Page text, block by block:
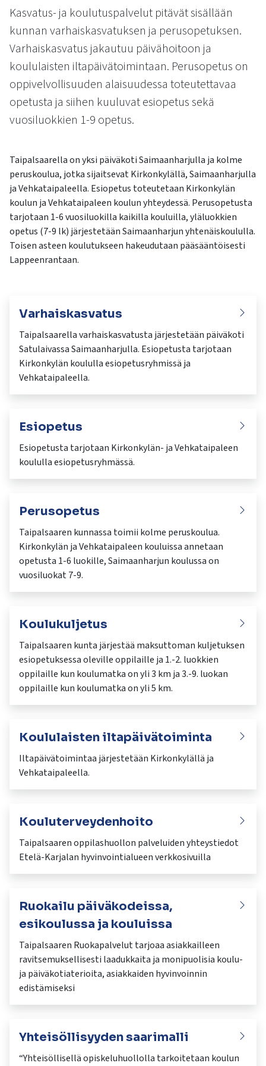
ja
pyyhkäisyliikkeitä.
Kasvatus- ja koulutuspalvelut pitävät sisällään
kunnan varhaiskasvatuksen ja perusopetuksen.
Varhaiskasvatus jakautuu päivähoitoon ja
koululaisten iltapäivätoimintaan. Perusopetus on
oppivelvollisuuden alaisuudessa toteutettavaa
opetusta ja siihen kuuluvat esiopetus sekä
vuosiluokkien 1-9 opetus.
Taipalsaarella on yksi päiväkoti Saimaanharjulla ja kolme
peruskoulua, jotka sijaitsevat Kirkonkylällä, Saimaanharjulla
ja Vehkataipaleella. Esiopetus toteutetaan Kirkonkylän
koulun ja Vehkataipaleen koulun yhteydessä. Perusopetusta
tarjotaan 1-6 vuosiluokilla kaikilla kouluilla, yläluokkien
opetus (7-9 lk) järjestetään Saimaanharjun yhtenäiskoululla.
Toisen asteen koulutukseen hakeudutaan pääsääntöisesti
Lappeenrantaan.
Varhaiskasvatus
Taipalsaarella varhaiskasvatusta järjestetään päiväkoti
Satulaivassa Saimaanharjulla. Esiopetusta tarjotaan
Kirkonkylän koululla esiopetusryhmissä ja
Vehkataipaleella.
Esiopetus
Esiopetusta tarjotaan Kirkonkylän- ja Vehkataipaleen
koululla esiopetusryhmässä.
Perusopetus
Taipalsaaren kunnassa toimii kolme peruskoulua.
Kirkonkylän ja Vehkataipaleen kouluissa annetaan
opetusta 1-6 luokille, Saimaanharjun koulussa on
vuosiluokat 7-9.
Koulukuljetus
Taipalsaaren kunta järjestää maksuttoman kuljetuksen
esiopetuksessa oleville oppilaille ja 1.-2. luokkien
oppilaille kun koulumatka on yli 3 km ja 3.-9. luokan
oppilaille kun koulumatka on yli 5 km.
Koululaisten iltapäivätoiminta
Iltapäivätoimintaa järjestetään Kirkonkylällä ja
Vehkataipaleella.
Kouluterveydenhoito
Taipalsaaren oppilashuollon palveluiden yhteystiedot
Etelä-Karjalan hyvinvointialueen verkkosivuilla
Ruokailu päiväkodeissa,
esikoulussa ja kouluissa
Taipalsaaren Ruokapalvelut tarjoaa asiakkailleen
ravitsemuksellisesti laadukkaita ja monipuolisia koulu-
ja päiväkotiaterioita, asiakkaiden hyvinvoinnin
edistämiseksi
Yhteisöllisyyden saarimalli
“Yhteisöllisellä opiskeluhuollolla tarkoitetaan koulun